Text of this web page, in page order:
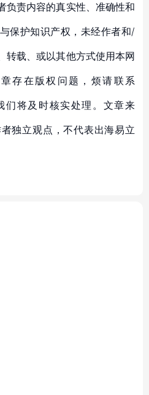
负责内容的真实性、准确性和
保护知识产权，未经作者和/
转载、或以其他方式使用本网
存在版权问题，烦请联系
们将及时核实处理。文章来
独立观点，不代表出海易立